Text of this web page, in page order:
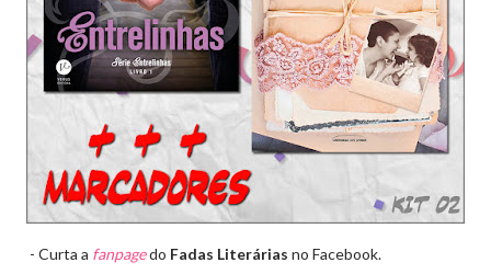
- Curta a fanpagedo Fadas Literárias no Facebook.